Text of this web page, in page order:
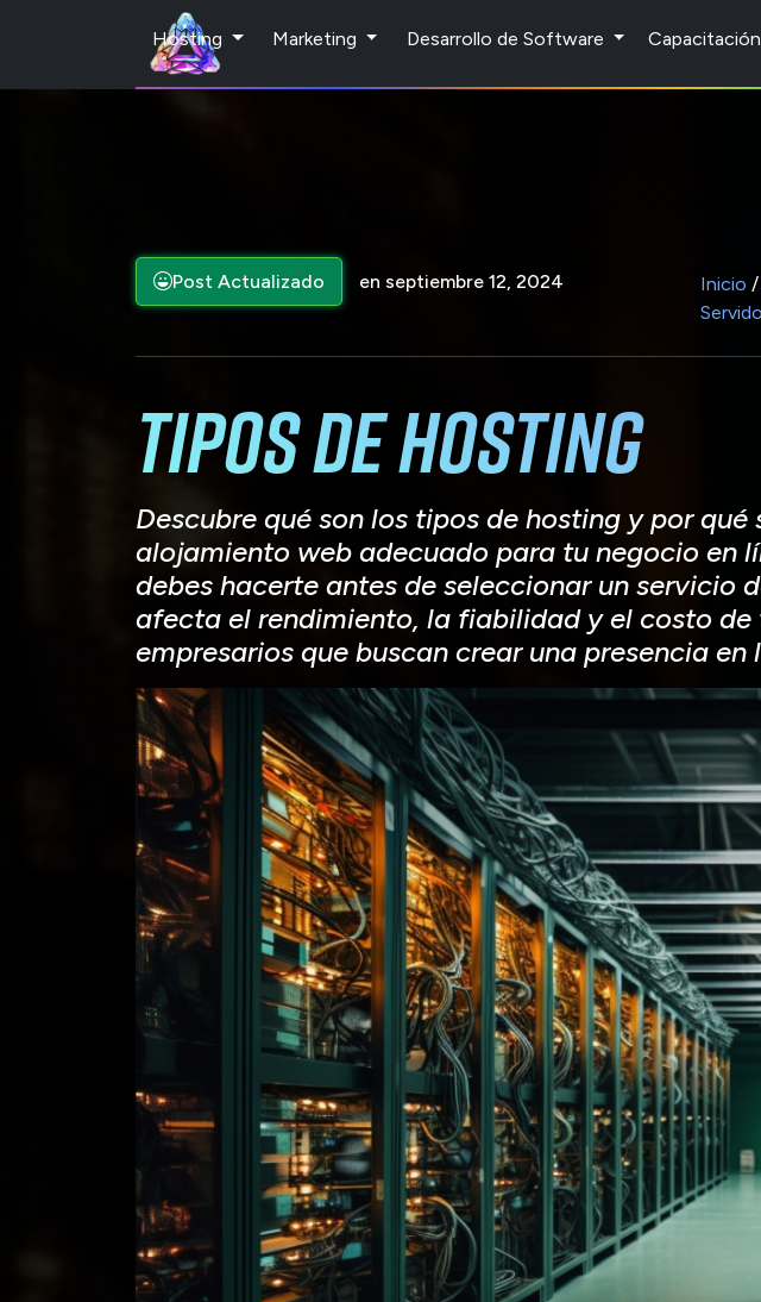
Hosting Marketing Desarrollo de Software Capacitación
Post Actualizado en septiembre 12, 2024 Inicio /
Tipos de Hosting
Descubre qué son los tipos de hosting y por
alojamiento web adecuado para tu negocio en
debes hacerte antes de seleccionar un servicio
afecta el rendimiento, la fiabilidad y el costo
empresarios que buscan crear una presencia